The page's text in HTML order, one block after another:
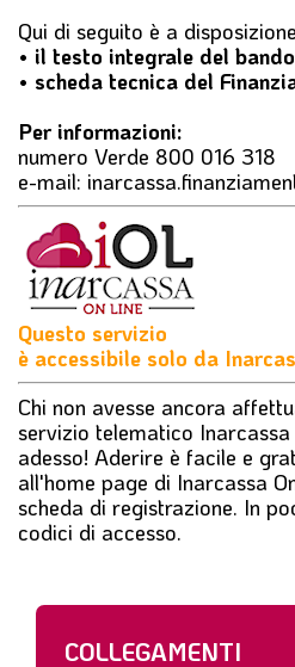
Qui di seguito è a
• il testo integrale del bando
• scheda tecnica del
Per informazioni:
numero Verde 800 016 318
e-mail:
Questo servizio
è accessibile solo da
Chi non avesse ancora
servizio telematico
adesso! Aderire è facile e
all'home page di Inarcassa
scheda di registrazione. In
codici di accesso.
COLLEGAMENTI